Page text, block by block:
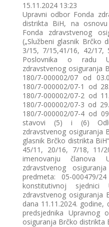
15.11.2024 13:23
Upravni odbor Fonda
distrikta BiH, na
Fonda zdravstvenog
(„Službeni glasnik Brčko
3/15, 7/15,41/16, 42/
Poslovnika o radu
zdravstvenog osiguranja
180/7-000002/07 od
180/7-000002/07-1 od
180/7-000002/07-2 od
180/7-000002/07-3 od
180/7-000002/07-4 od
stavovi (5) i (6)
zdravstvenog osiguranja
glasnik Brčko distrikta
45/11, 20/16, 7/18,
imenovanju članova
zdravstvenog
predmeta: 05-000479/
konstitutivnoj sjednici
zdravstvenog osiguranja
dana 11.11.2024.
predsjednika Upravnog
osiguranja Brčko distrikta